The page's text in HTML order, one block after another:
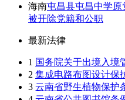
海南屯昌县屯昌中学
被开除党籍和公职
最新法律
1 国务院关于出境入境
2 集成电路布图设计保
3 云南省野生植物保护